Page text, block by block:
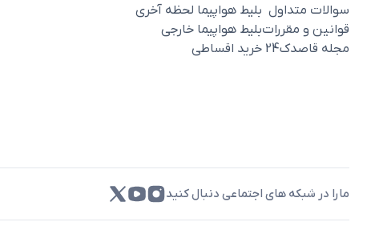
سوالات متداول
قوانین و مقررات
مجله قاصدک‌24
بلیط هواپیما لحظه آخری
بلیط هواپیما خارجی
خرید اقساطی
مارا در شبکه های اجتماعی دنبال کنید